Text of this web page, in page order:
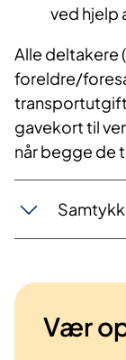
ved hjelp
Alle deltakere
foreldre/
gavekort til
når begge de
Vær